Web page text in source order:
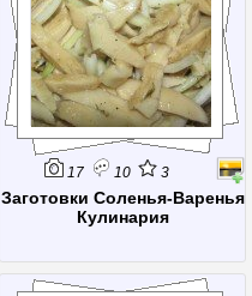
17 10 3
Заготовки Соленья-Варенья
Кулинария